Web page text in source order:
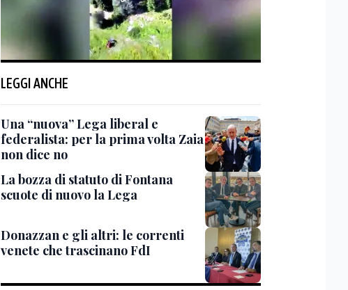
LEGGI ANCHE
Una “nuova” Lega liberal e
federalista: per la prima volta Zaia
non dice no
La bozza di statuto di Fontana
scuote di nuovo la Lega
Donazzan e gli altri: le correnti
venete che trascinano FdI